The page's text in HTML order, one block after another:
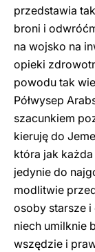
przedstawia
broni i
na wojsko na
opieki
powodu tak
Półwysep
szacunkiem
kieruję do
która jak
jedynie do
modlitwie
osoby starsze i
niech umilknie
wszędzie i